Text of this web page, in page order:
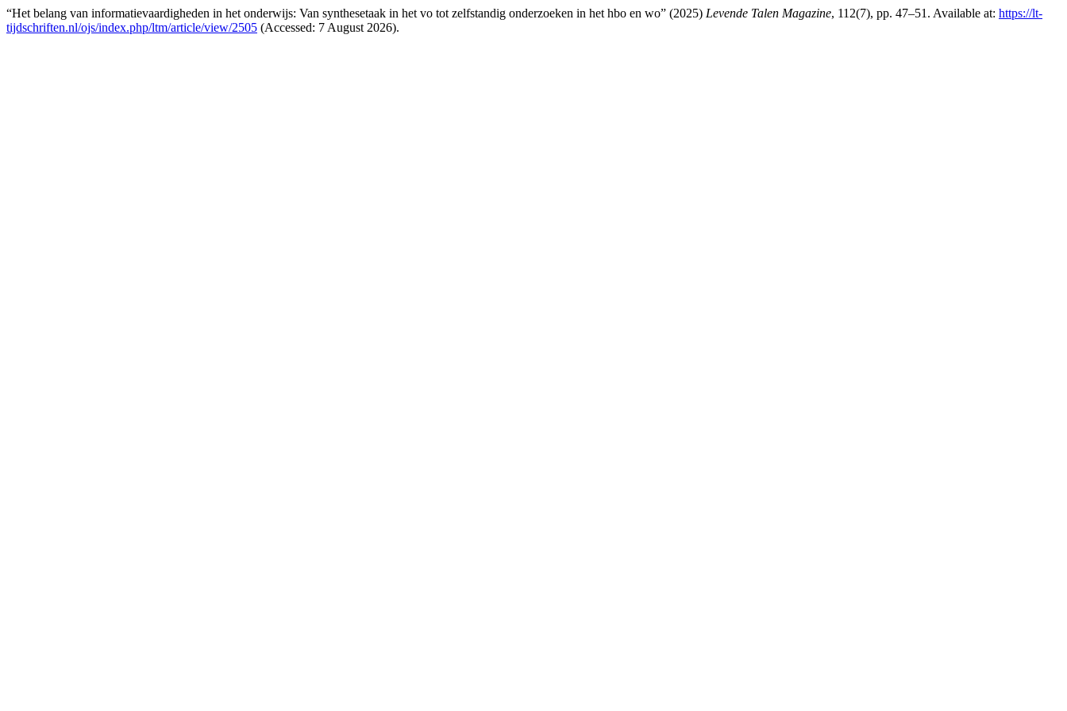
“Het belang van informatievaardigheden in het onderwijs: Van synthesetaak in het vo tot zelfstandig onderzoeken in het hbo en wo” (2025) Levende Talen Magazine, 112(7), pp. 47–51. Available at: https://lt-
tijdschriften.nl/ojs/index.php/ltm/article/view/2505 (Accessed: 7 August 2026).